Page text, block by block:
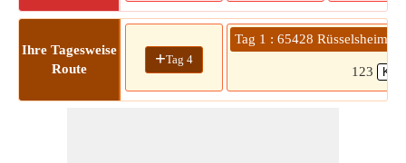
Ihre Tagesweise
Route
+Tag 4
Tag 1 : 65428 Rüsselsheim
123